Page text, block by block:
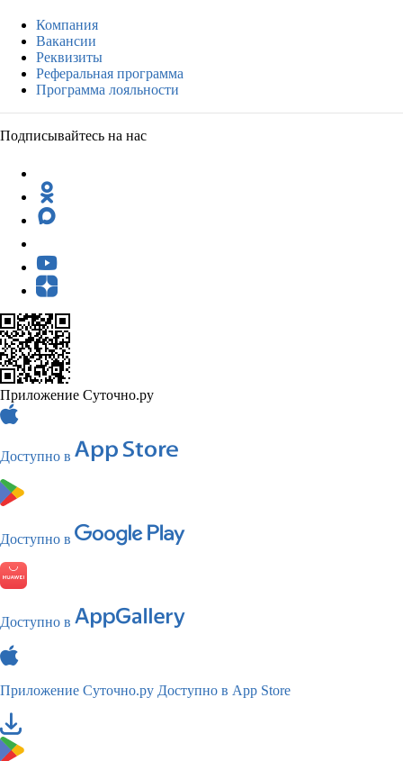
Компания
Вакансии
Реквизиты
Реферальная программа
Программа лояльности
Подписывайтесь на нас
Приложение Суточно.ру
Доступно в
Доступно в
Доступно в
Приложение Суточно.ру Доступно в App Store